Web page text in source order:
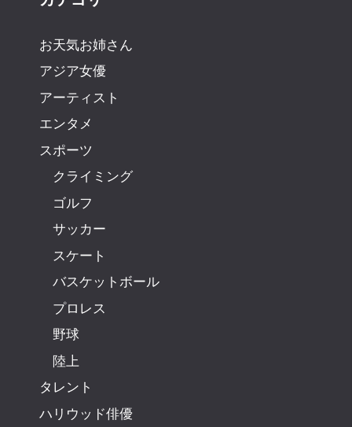
お天気お姉さん
アジア女優
アーティスト
エンタメ
スポーツ
クライミング
ゴルフ
サッカー
スケート
バスケットボール
プロレス
野球
陸上
タレント
ハリウッド俳優